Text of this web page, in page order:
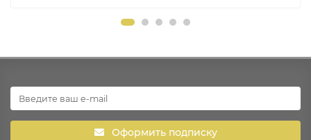
Оформить подписку